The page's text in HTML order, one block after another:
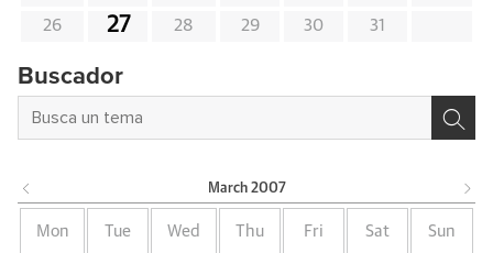
26 27 28 29 30 31
Buscador
March 2007
Mon Tue Wed Thu Fri Sat Sun